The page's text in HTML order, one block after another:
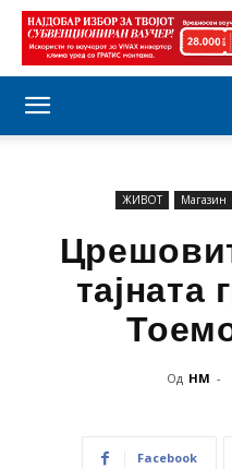
ЖИВОТ Магазин
тајната
Од НМ -
Facebook